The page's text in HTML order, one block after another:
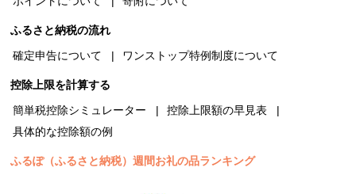
ふるさと納税の流れ
確定申告について
ワンストップ特例制度について
控除上限を計算する
簡単税控除シミュレーター
控除上限額の早見表
具体的な控除額の例
ふるぽ（ふるさと納税）週間お礼の品ランキング